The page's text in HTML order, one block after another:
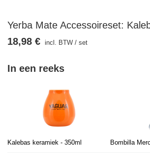
Yerba Mate Accessoireset:
In een reeks
Kalebas keramiek - 350ml Bombilla
18,98 € incl. BTW / set